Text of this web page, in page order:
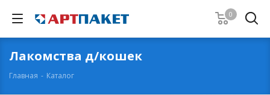
0
Лакомства д/кошек
Главная - Каталог